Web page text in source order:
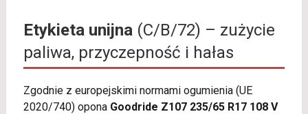
Etykieta unijna(C/B/72) – zużycie
paliwa, przyczepność i hałas
Zgodnie z europejskimi normami ogumienia (UE
2020/740) opona Goodride Z107 235/65 R17 108 V